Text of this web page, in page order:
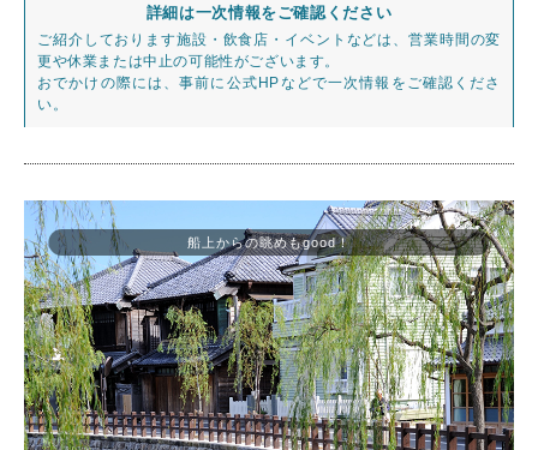
詳細は一次情報をご確認ください
ご紹介しております施設・飲食店・イベントなどは、営業時間の変
更や休業または中止の可能性がございます。
おでかけの際には、事前に公式HPなどで一次情報をご確認くださ
い。
船上からの眺めもgood！